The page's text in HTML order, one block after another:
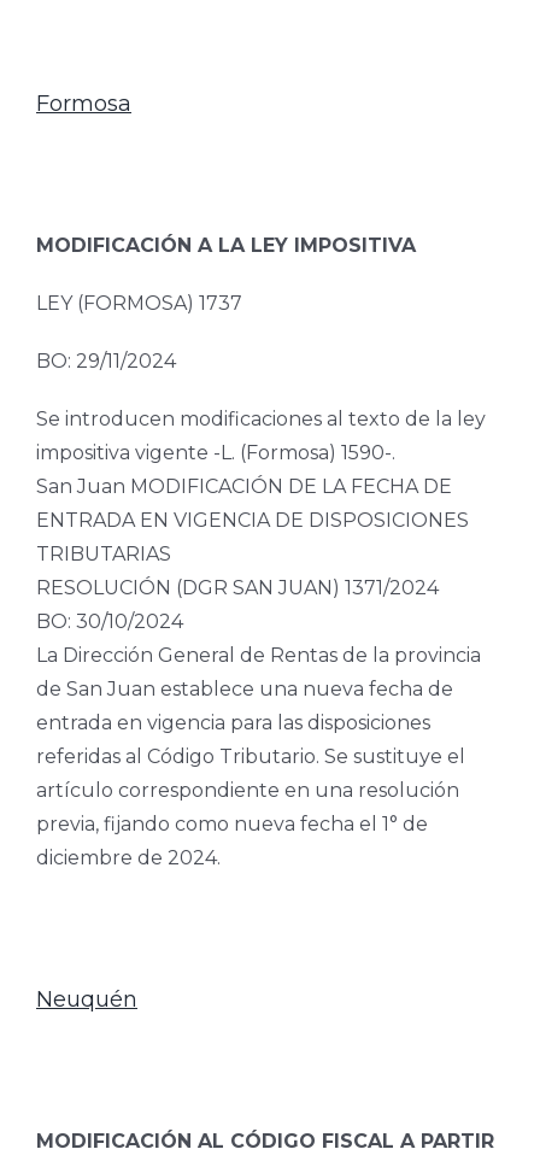
Formosa
MODIFICACIÓN A LA LEY IMPOSITIVA
LEY (FORMOSA) 1737
BO: 29/11/2024
Se introducen modificaciones al texto de la ley
impositiva vigente -L. (Formosa) 1590-.
San Juan MODIFICACIÓN DE LA FECHA DE
ENTRADA EN VIGENCIA DE DISPOSICIONES
TRIBUTARIAS
RESOLUCIÓN (DGR SAN JUAN) 1371/2024
BO: 30/10/2024
La Dirección General de Rentas de la provincia
de San Juan establece una nueva fecha de
entrada en vigencia para las disposiciones
referidas al Código Tributario. Se sustituye el
artículo correspondiente en una resolución
previa, fijando como nueva fecha el 1° de
diciembre de 2024.
Neuquén
MODIFICACIÓN AL CÓDIGO FISCAL A PARTIR